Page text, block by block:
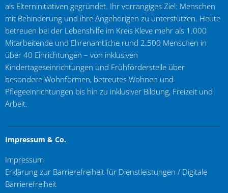
als Elterninitiativen gegründet. Ihr vorrangiges Ziel: Menschen
mit Behinderung und ihre Angehörigen zu unterstützen. Heute
betreuen bei der Lebenshilfe im Kreis Kleve mehr als 1.000
Mitarbeitende und Ehrenamtliche rund 2.500 Menschen in
über 40 Einrichtungen – von inklusiven
Kindertageseinrichtungen und Frühförderstelle über
besondere Wohnformen, betreutes Wohnen und
Pflegeeinrichtungen bis hin zu inklusiver Bildung, Freizeit und
Arbeit.
Impressum & Co.
Impressum
Erklärung zur Barrierefreiheit für Dienstleistungen / Digitale
Barrierefreiheit